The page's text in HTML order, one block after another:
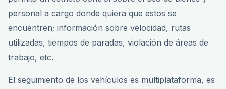
personal a cargo donde quiera que estos se
encuentren; información sobre velocidad, rutas
utilizadas, tiempos de paradas, violación de áreas de
trabajo, etc.
El seguimiento de los vehículos es multiplataforma, es